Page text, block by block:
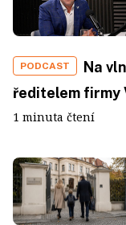
PODCAST
Na
ředitelem firmy
1 minuta čtení